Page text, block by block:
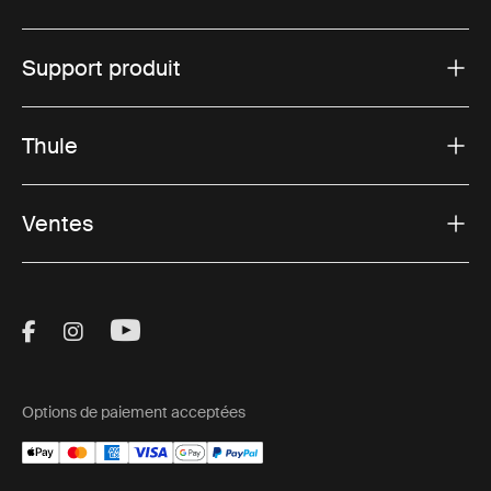
Support produit
Thule
Ventes
Visit Thule on Facebook (external link)
Visit Thule on Instagram (external link)
Visit Thule on Youtube (external
Options de paiement acceptées